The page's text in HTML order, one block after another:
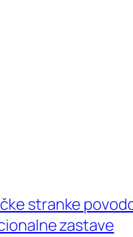
stranke
zastave